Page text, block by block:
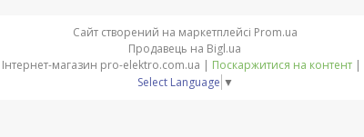
Сайт створений на маркетплейсі Prom.ua
Продавець на Bigl.ua
Компанія "ПРО-ЄЛЕКТРО" Інтернет-магазин pro-elektro.com.ua | Поскаржитися на контент |
Select Language ▼